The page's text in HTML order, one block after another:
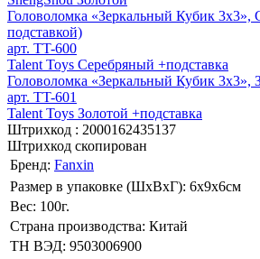
Головоломка «Зеркальный Кубик 3х3»,
подставкой)
арт. TT-600
Talent Toys Серебряный +подставка
Головоломка «Зеркальный Кубик 3х3»,
арт. TT-601
Talent Toys Золотой +подставка
Штрихкод : 2000162435137
Штрихкод скопирован
Бренд: Fanxin
Размер в упаковке (ШхВxГ): 6х9х6cм
Вес: 100г.
Страна производства: Китай
ТН ВЭД: 9503006900